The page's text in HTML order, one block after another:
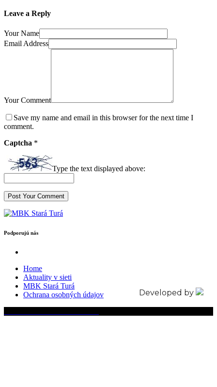
Leave a Reply
Your Name
Email Address
Your Comment
Save my name and email in this browser for the next time I
comment.
Captcha *
Type the text displayed above:
Podporujú nás
Home
Aktuality v sieti
MBK Stará Turá
Ochrana osobných údajov
Developed by